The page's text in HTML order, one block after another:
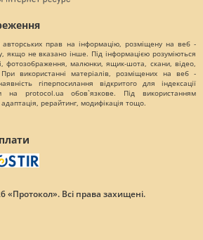
прав на інформацію, розміщену на веб -
якщо не вказано інше. Під інформацією розуміються
фотозображення, малюнки, ящик-шота, скани, відео,
використанні матеріалів, розміщених на веб -
гіперпосилання відкритого для індексації
на protocol.ua обов`язкове. Під використанням
рерайтинг, модифікація тощо.
«Протокол». Всі права захищені.